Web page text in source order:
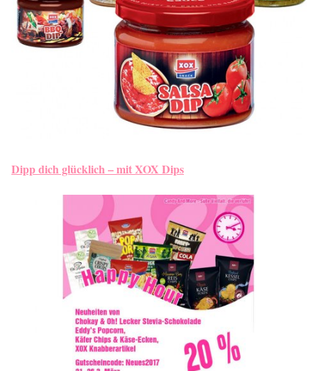
Dipp dich glücklich – mit XOX Dips